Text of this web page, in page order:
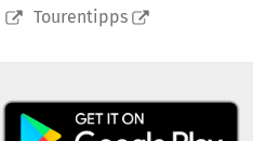
Tourentipps